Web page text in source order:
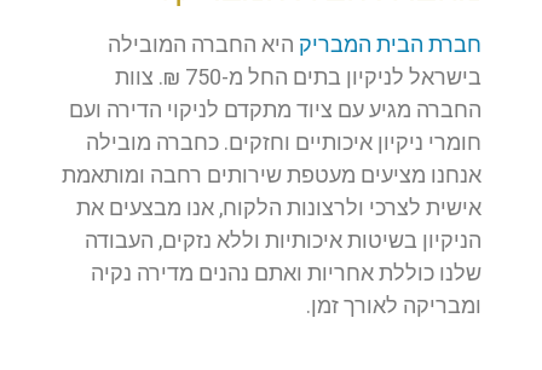
חברת הבית המבריק היא החברה המובילה
בישראל לניקיון בתים החל מ-750 ₪. צוות
החברה מגיע עם ציוד מתקדם לניקוי הדירה ועם
חומרי ניקיון איכותיים וחזקים. כחברה מובילה
אנחנו מציעים מעטפת שירותים רחבה ומותאמת
אישית לצרכי ולרצונות הלקוח, אנו מבצעים את
הניקיון בשיטות איכותיות וללא נזקים, העבודה
שלנו כוללת אחריות ואתם נהנים מדירה נקיה
ומבריקה לאורך זמן.